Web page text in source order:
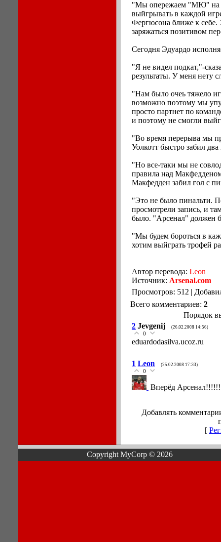
"Мы опережаем "МЮ" на
выйгрывать в каждой
Фергюсона ближе к себе.
заряжаться позитивом
Сегодня Эдуардо
"Я не видел подкат,"-
результаты. У меня нету
"Нам было очеь тяжело
возможно поэтому мы
просто партнет по
и поэтому не смогли
"Во время перерыва мы
Уолкотт быстро забил
"Но все-таки мы не
правила над
Макфедден забил гол с
"Это не было пинальти.
просмотрели запись, и
было. "Арсенал" должен
"Мы будем бороться в
хотим выйграть трофей
Автор перевода: Leon
Источник: Arsenal.com
Просмотров: 512 |
Всего комментариев: 2
Порядок
2 Jevgenij (26.02.2008 14:56)
0
eduardodasilva.ucoz.ru
1 Leon (25.02.2008 17:33)
0
Вперёд
Добавлять
[
Copyright MyCorp © 2026